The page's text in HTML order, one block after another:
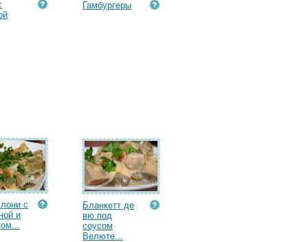
Гамбургеры
с
и
Бланкетт де
вю под
соусом
Велюте...